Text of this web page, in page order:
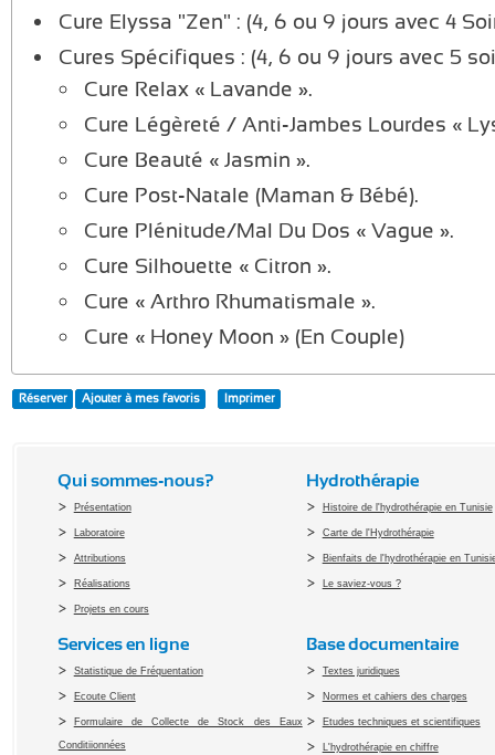
Cure Elyssa "Zen" : (4, 6 ou 9 jours avec 4
Cures Spécifiques : (4, 6 ou 9 jours avec 5
Cure Relax « Lavande ».
Cure Légèreté / Anti-Jambes Lourdes «
Cure Beauté « Jasmin ».
Cure Post-Natale (Maman & Bébé).
Cure Plénitude/Mal Du Dos « Vague ».
Cure Silhouette « Citron ».
Cure « Arthro Rhumatismale ».
Cure « Honey Moon » (En Couple)
Réserver Ajouter à mes favoris Imprimer
Qui sommes-nous?
Présentation
Laboratoire
Attributions
Réalisations
Projets en cours
Hydrothérapie
Histoire de l'hydrothérapie en Tunisie
Carte de l'Hydrothérapie
Bienfaits de l'hydrothérapie en
Le saviez-vous ?
Services en ligne
Statistique de Fréquentation
Ecoute Client
Formulaire de Collecte de Stock des Eaux
Conditiionnées
Base documentaire
Textes juridiques
Normes et cahiers des charges
Etudes techniques et scientifiques
L'hydrothérapie en chiffre